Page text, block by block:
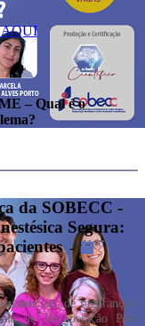
AQUI
– Qual é o
da SOBECC -
Segura:
-
de segurança e
de Recuperação Pós-